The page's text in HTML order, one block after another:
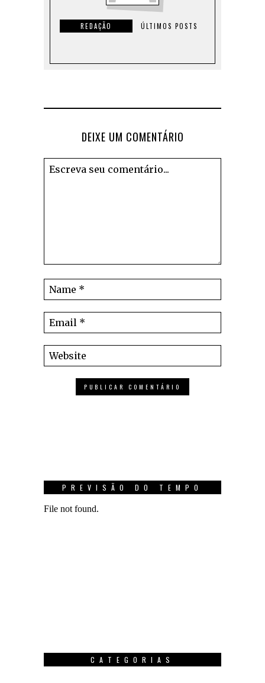
REDAÇÃO ÚLTIMOS POSTS
DEIXE UM COMENTÁRIO
PREVISÃO DO TEMPO
CATEGORIAS